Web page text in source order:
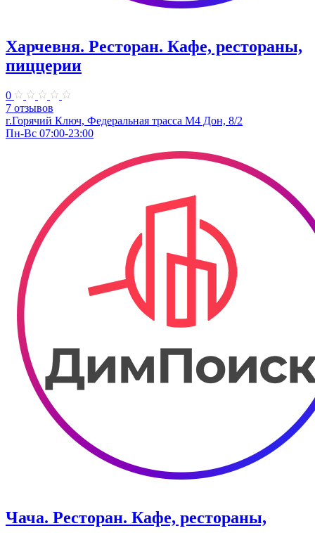
Харчевня. Ресторан. Кафе, рестораны,
пиццерии
0
7 отзывов
г.Горячий Ключ, Федеральная трасса М4 Дон, 8/2
Пн-Вс 07:00-23:00
Чача. Ресторан. Кафе, рестораны,